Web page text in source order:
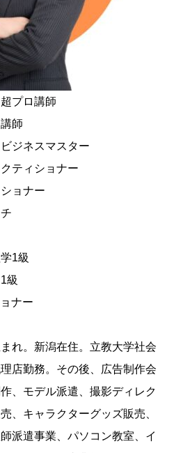
プロ講師
師
ジネスマスター
ティショナー
ョナー
1級
級
ナー
れ。新潟在住。立教大学社会
店勤務。その後、広告制作会
、モデル派遣、撮影ディレク
、キャラクターグッズ販売、
派遣事業、パソコン教室、イ